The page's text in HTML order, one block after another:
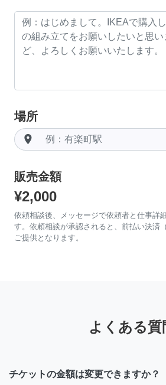
場所
room
販売金額
¥2,000
依頼相談後、メッセージで依頼者と仕事詳
す。依頼相談が承認されると、前払い決済
ご提供となります。
よくある質
チケットの金額は変更できますか？